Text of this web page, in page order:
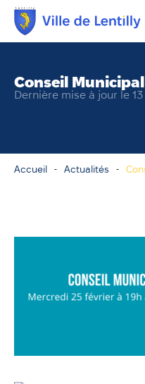
Conseil
Dernière mise à jour le
Accueil Actualités
Social